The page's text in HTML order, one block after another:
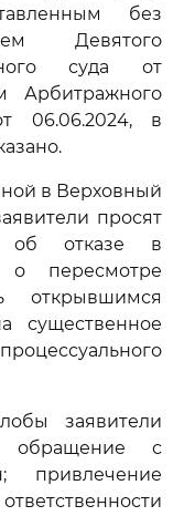
без
Девятого
суда от
Арбитражного
06.06.2024, в
в Верховный
просят
об отказе в
о пересмотре
открывшимся
существенное
заявители
обращение с
привлечение